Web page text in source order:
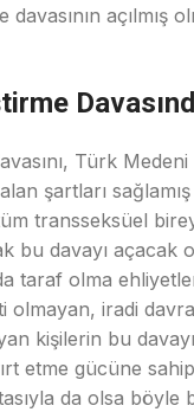
açılmış
Türk
şartları
transseksüel
bu davayı açacak
taraf olma
olmayan, iradi
kişilerin bu
etme gücüne
da olsa böyle